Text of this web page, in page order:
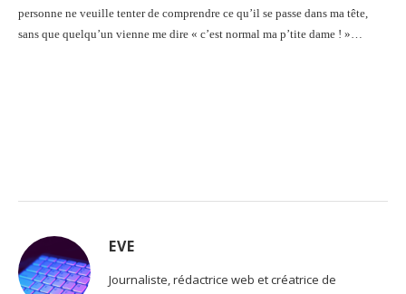
personne ne veuille tenter de comprendre ce qu’il se passe dans ma tête,
sans que quelqu’un vienne me dire « c’est normal ma p’tite dame ! »…
EVE
Journaliste, rédactrice web et créatrice de